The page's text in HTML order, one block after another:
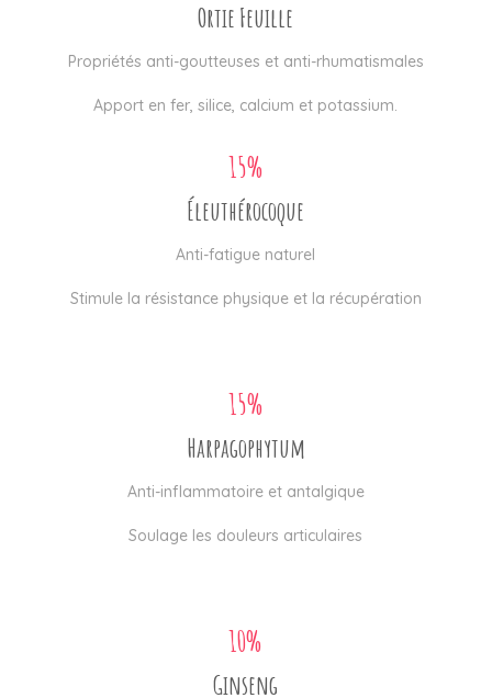
Ortie Feuille
Propriétés anti-goutteuses et anti-rhumatismales
Apport en fer, silice, calcium et potassium.
15%
Éleuthérocoque
Anti-fatigue naturel
Stimule la résistance physique et la récupération
15%
Harpagophytum
Anti-inflammatoire et antalgique
Soulage les douleurs articulaires
10%
Ginseng